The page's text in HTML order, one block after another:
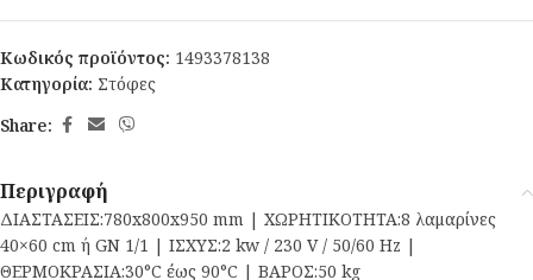
Κωδικός προϊόντος: 1493378138
Κατηγορία: Στόφες
Share:
Περιγραφή
ΔΙΑΣΤΑΣΕΙΣ:780x800x950 mm | ΧΩΡΗΤΙΚΟΤΗΤΑ:8 λαμαρίνες
40×60 cm ή GN 1/1 | ΙΣΧΥΣ:2 kw / 230 V / 50/60 Hz |
ΘΕΡΜΟΚΡΑΣΙΑ:30°C έως 90°C | ΒΑΡΟΣ:50 kg